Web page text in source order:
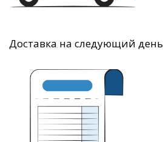
Доставка на следующий день